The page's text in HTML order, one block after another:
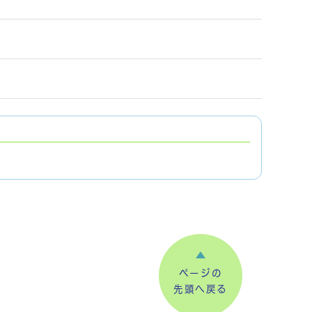
ページの
先頭へ戻る